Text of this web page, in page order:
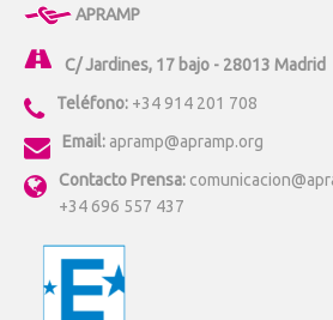
APRAMP
C/ Jardines, 17 bajo - 28013 Madrid
Teléfono: +34 914 201 708
Email: apramp@apramp.org
Contacto Prensa:
+34 696 557 437